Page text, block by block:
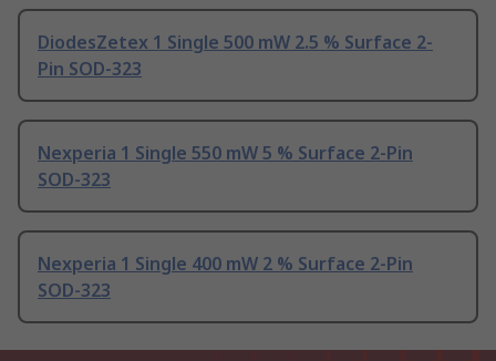
DiodesZetex 1 Single 500 mW 2.5 % Surface 2-
Pin SOD-323
Nexperia 1 Single 550 mW 5 % Surface 2-Pin
SOD-323
Nexperia 1 Single 400 mW 2 % Surface 2-Pin
SOD-323